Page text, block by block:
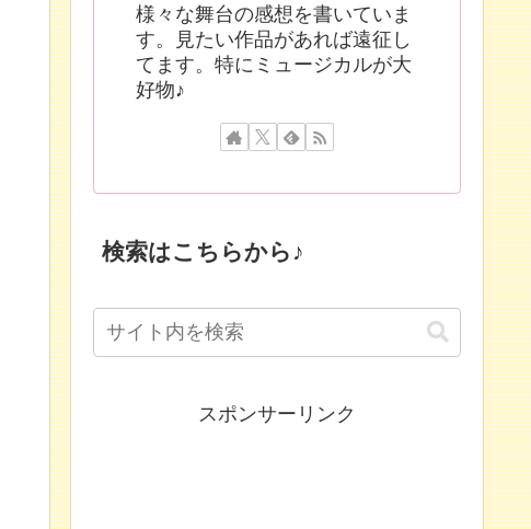
様々な舞台の感想を書いていま
す。見たい作品があれば遠征し
てます。特にミュージカルが大
好物♪
検索はこちらから♪
スポンサーリンク